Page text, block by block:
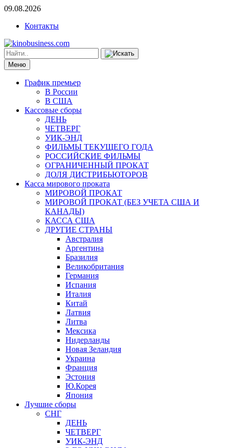
09.08.2026
Контакты
Меню
График премьер
В России
В США
Кассовые сборы
ДЕНЬ
ЧЕТВЕРГ
УИК-ЭНД
ФИЛЬМЫ ТЕКУЩЕГО ГОДА
РОССИЙСКИЕ ФИЛЬМЫ
ОГРАНИЧЕННЫЙ ПРОКАТ
ДОЛЯ ДИСТРИБЬЮТОРОВ
Касса мирового проката
МИРОВОЙ ПРОКАТ
МИРОВОЙ ПРОКАТ (БЕЗ УЧЕТА США И
КАНАДЫ)
КАССА США
ДРУГИЕ СТРАНЫ
Австралия
Аргентина
Бразилия
Великобритания
Германия
Испания
Италия
Китай
Латвия
Литва
Мексика
Нидерланды
Новая Зеландия
Украина
Франция
Эстония
Ю.Корея
Япония
Лучшие сборы
СНГ
ДЕНЬ
ЧЕТВЕРГ
УИК-ЭНД